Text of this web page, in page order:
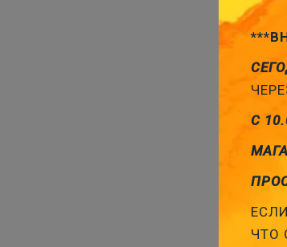
С
ЧТО